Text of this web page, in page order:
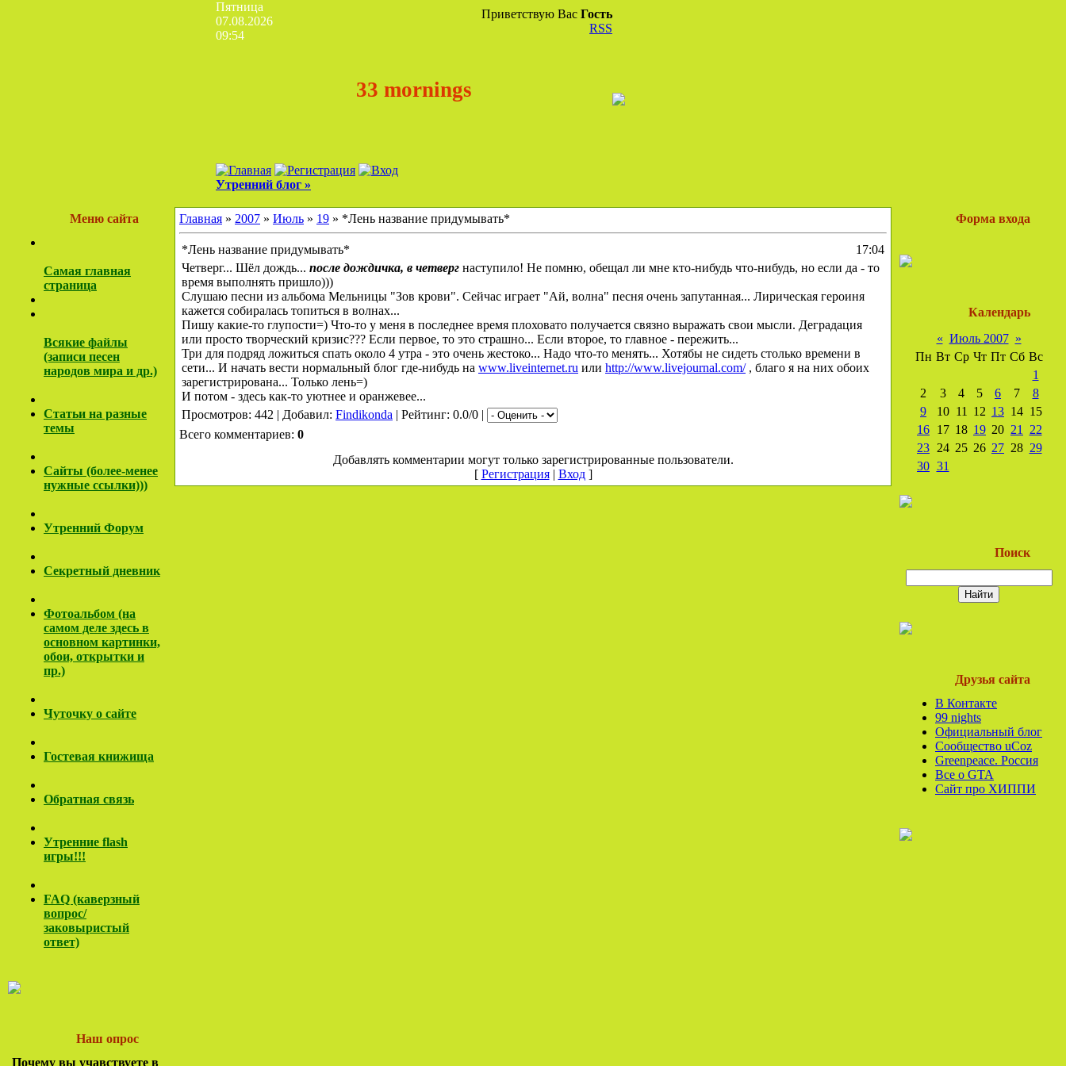
Пятница
07.08.2026
09:54
Приветствую Вас Гость
RSS
33 mornings
Утренний блог »
Меню сайта
Самая главная
страница
Всякие файлы
(записи песен
народов мира и др.)
Cтатьи на разные
темы
Сайты (более-менее
нужные ссылки)))
Утренний Форум
Секретный дневник
Фотоальбом (на
самом деле здесь в
основном картинки,
обои, открытки и
пр.)
Чуточку о сайте
Гостевая книжища
Обратная связь
Утренние flash
игры!!!
FAQ (каверзный
вопрос/
заковыристый
ответ)
Наш опрос
Почему вы учавствуете в
Главная » 2007 » Июль » 19 » *Лень название придумывать*
*Лень название придумывать*
17:04
Четверг... Шёл дождь... после дождичка, в четверг наступило! Не помню, обещал ли мне кто-нибудь что-нибудь, но если да - то
время выполнять пришло)))
Слушаю песни из альбома Мельницы "Зов крови". Сейчас играет "Ай, волна" песня очень запутанная... Лирическая героиня
кажется собиралась топиться в волнах...
Пишу какие-то глупости=) Что-то у меня в последнее время плоховато получается связно выражать свои мысли. Деградация
или просто творческий кризис??? Если первое, то это страшно... Если второе, то главное - пережить...
Три для подряд ложиться спать около 4 утра - это очень жестоко... Надо что-то менять... Хотябы не сидеть столько времени в
сети... И начать вести нормальный блог где-нибудь на www.liveinternet.ru или http://www.livejournal.com/, благо я на них обоих
зарегистрирована... Только лень=)
И потом - здесь как-то уютнее и оранжевее...
Просмотров: 442 | Добавил: Findikonda | Рейтинг: 0.0/0 |
Всего комментариев: 0
Добавлять комментарии могут только зарегистрированные пользователи.
[ Регистрация| Вход]
Форма входа
Календарь
« Июль 2007 »
Пн Вт Ср Чт Пт Сб Вс
1
2
3 4 5 6 7
8
9
10 11 12 13 14 15
16 17 18 19 20 21
22
23 24 25 26 27 28 29
30 31
Поиск
Друзья сайта
В Контакте
99 nights
Официальный блог
Сообщество uCoz
Greenpeace. Россия
Все o GTA
Сайт про ХИППИ